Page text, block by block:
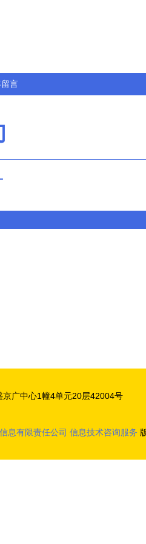
言
广中心1幢4单元20层42004号
息有限责任公司 信息技术咨询服务